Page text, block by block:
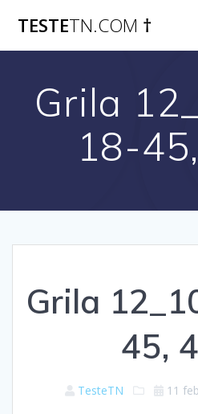
TESTETN.COM †
Grila
18-
Grila
45,
TesteTN 11